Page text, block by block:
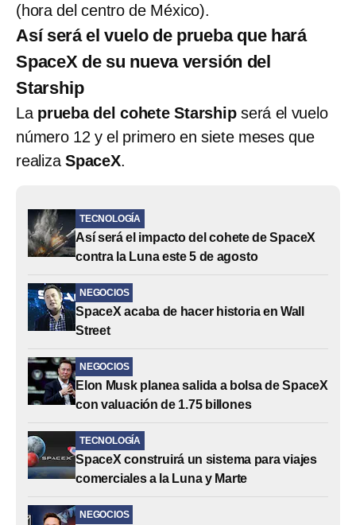
(hora del centro de México).
Así será el vuelo de prueba que hará
SpaceX de su nueva versión del
Starship
La prueba del cohete Starshipserá el vuelo
número 12 y el primero en siete meses que
realiza SpaceX.
TECNOLOGÍA
Así será el impacto del cohete de SpaceX
contra la Luna este 5 de agosto
NEGOCIOS
SpaceX acaba de hacer historia en Wall
Street
NEGOCIOS
Elon Musk planea salida a bolsa de SpaceX
con valuación de 1.75 billones
TECNOLOGÍA
SpaceX construirá un sistema para viajes
comerciales a la Luna y Marte
NEGOCIOS